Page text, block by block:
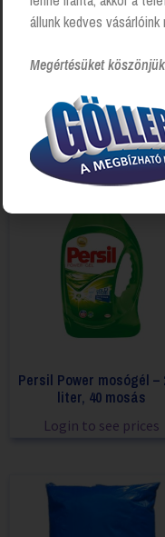
Kapcsolódó
Persil Power mosógél –
liter, 40 mosás
Login to see prices
állunk kedves
Megértésüket